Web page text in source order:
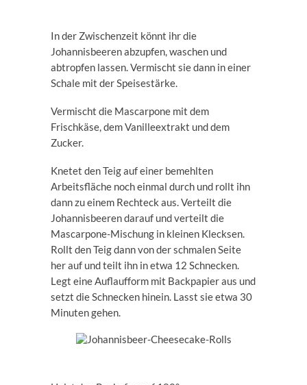
In der Zwischenzeit könnt ihr die
Johannisbeeren abzupfen, waschen und
abtropfen lassen. Vermischt sie dann in einer
Schale mit der Speisestärke.
Vermischt die Mascarpone mit dem
Frischkäse, dem Vanilleextrakt und dem
Zucker.
Knetet den Teig auf einer bemehlten
Arbeitsfläche noch einmal durch und rollt ihn
dann zu einem Rechteck aus. Verteilt die
Johannisbeeren darauf und verteilt die
Mascarpone-Mischung in kleinen Klecksen.
Rollt den Teig dann von der schmalen Seite
her auf und teilt ihn in etwa 12 Schnecken.
Legt eine Auflaufform mit Backpapier aus und
setzt die Schnecken hinein. Lasst sie etwa 30
Minuten gehen.